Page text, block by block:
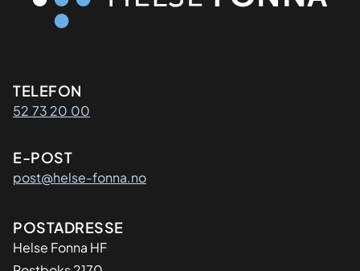
Kontaktinformasjon
TELEFON
52 73 20 00
E-POST
post@helse-fonna.no
Adresse
POSTADRESSE
​Helse Fonna HF